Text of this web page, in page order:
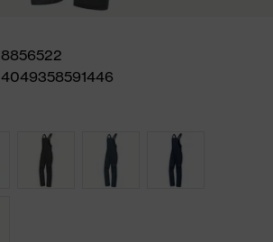
8856522
4049358591446